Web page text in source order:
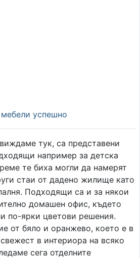
успешно
тук, са представени
например за детска
те биха могли да намерят
стаи от дадено жилище като
Подходящи са и за някои
домашен офис, където
по-ярки цветови решения.
от бяло и оранжево, което е в
в интериора на всяко
сега отделните